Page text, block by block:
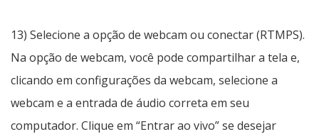
13) Selecione a opção de webcam ou conectar (RTMPS).
Na opção de webcam, você pode compartilhar a tela e,
clicando em configurações da webcam, selecione a
webcam e a entrada de áudio correta em seu
computador. Clique em “Entrar ao vivo” se desejar